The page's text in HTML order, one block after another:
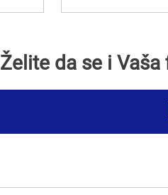
Želite da se i